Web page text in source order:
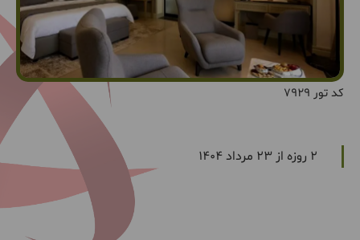
کد تور 7929
2 روزه از 23 مرداد 1404